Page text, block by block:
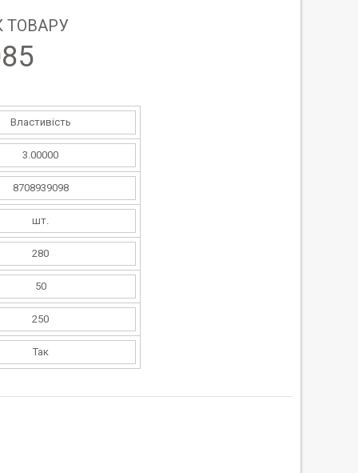
ТОВАРУ
Властивість
3.00000
8708939098
шт.
280
50
250
Так